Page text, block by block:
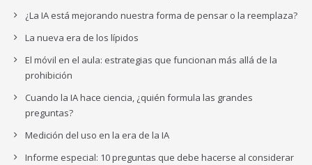
¿La IA está mejorando nuestra forma de pensar o la reemplaza?
La nueva era de los lípidos
El móvil en el aula: estrategias que funcionan más allá de la
prohibición
Cuando la IA hace ciencia, ¿quién formula las grandes
preguntas?
Medición del uso en la era de la IA
Informe especial: 10 preguntas que debe hacerse al considerar